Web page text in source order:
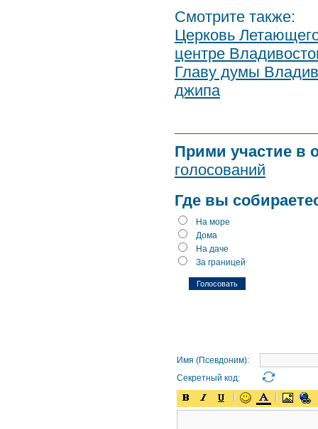
Смотрите также:
Церковь
центре
Главу думы
джипа
Прими участие в
голосований
Где вы
На море
Дома
На даче
За границей
Имя (Псевдоним):
Секретный код: